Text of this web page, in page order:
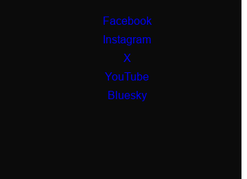
Facebook
Instagram
X
YouTube
Bluesky